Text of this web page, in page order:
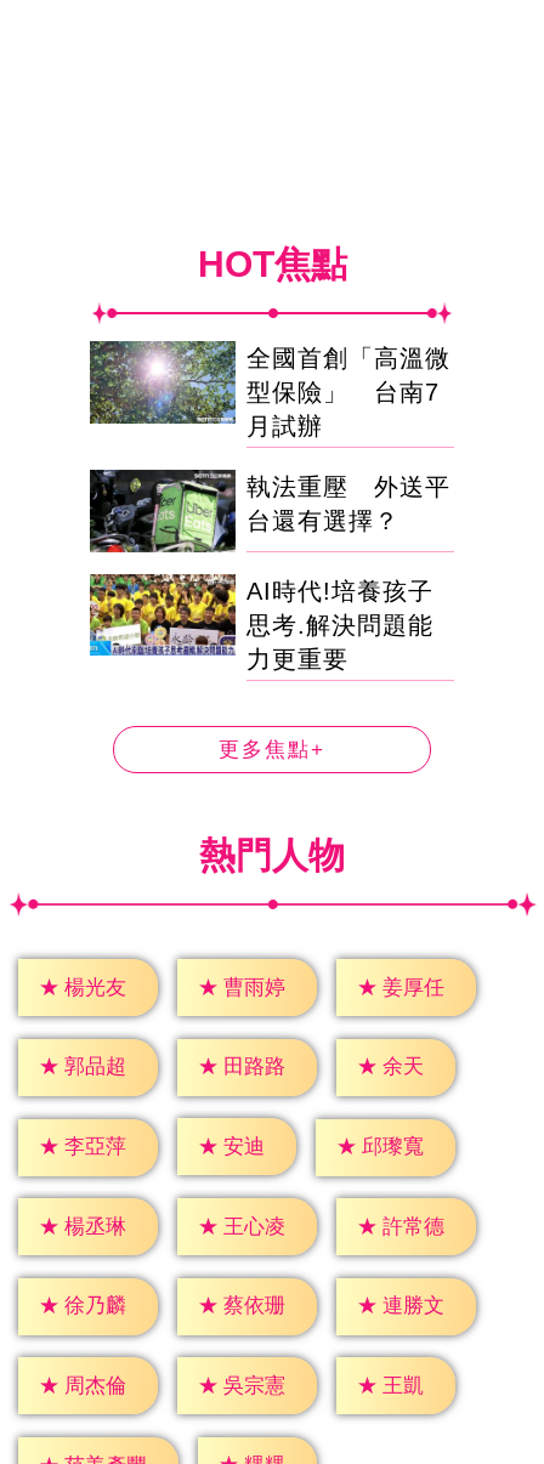
HOT焦點
全國首創「高溫微
型保險」 台南7
月試辦
執法重壓 外送平
台還有選擇？
AI時代!培養孩子
思考.解決問題能
力更重要
更多焦點+
熱門人物
★ 楊光友 ★ 曹雨婷 ★ 姜厚任
★ 郭品超 ★ 田路路 ★ 余天
★ 李亞萍 ★ 安迪 ★ 邱瓈寬
★ 楊丞琳 ★ 王心凌 ★ 許常德
★ 徐乃麟 ★ 蔡依珊 ★ 連勝文
★ 周杰倫 ★ 吳宗憲 ★ 王凱